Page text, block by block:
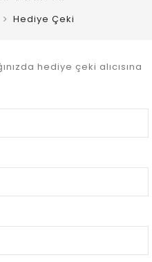
Hediye Çeki
hediye çeki alıcısına